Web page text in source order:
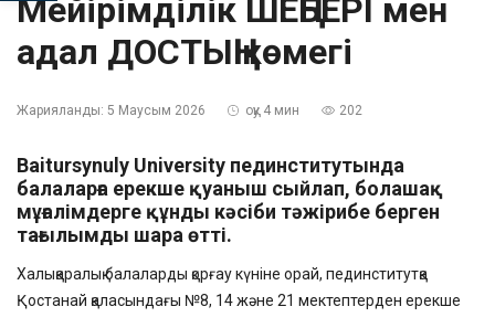
Мейірімділік ШЕҢБЕРІ мен
адал ДОСТЫҢ көмегі
Жарияланды: 5 Маусым 2026 оқу 4 мин 202
Baitursynuly University пединститутында
балаларға ерекше қуаныш сыйлап, болашақ
мұғалімдерге құнды кәсіби тәжірибе берген
тағылымды шара өтті.
Халықаралық балаларды қорғау күніне орай, пединститутқа
Қостанай қаласындағы №8, 14 және 21 мектептерден ерекше